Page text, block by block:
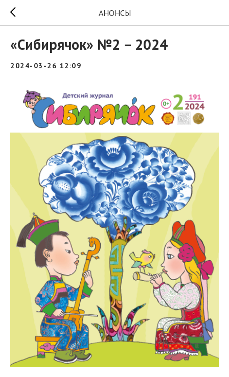
АНОНСЫ
«Сибирячок» №2 – 2024
2024-03-26 12:09